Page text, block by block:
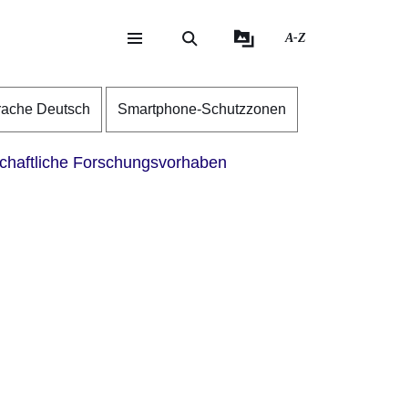
A-Z
Deutsch Smartphone-Schutzzonen
Forschungsvorhaben